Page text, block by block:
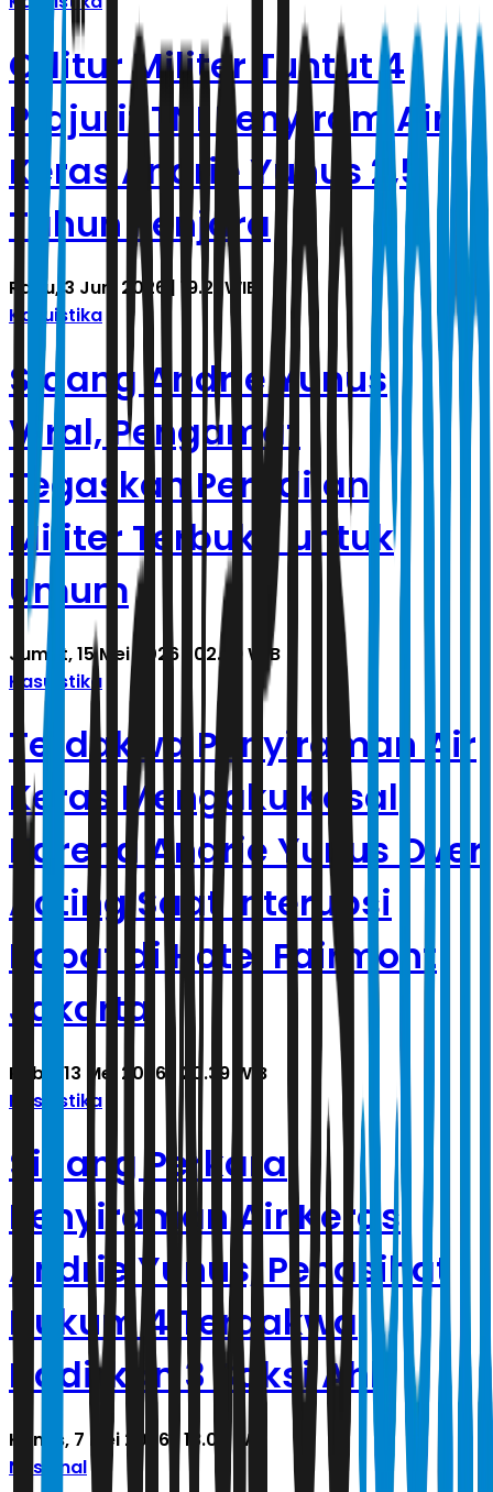
Oditur Militer Tuntut 4
Prajurit TNI Penyiram Air
Keras Andrie Yunus 2,5
Tahun Penjara
Rabu, 3 Juni 2026 | 19.21 WIB
Kasuistika
Sidang Andrie Yunus
Viral, Pengamat
Tegaskan Peradilan
Militer Terbuka untuk
Umum
Jumat, 15 Mei 2026 | 02.29 WIB
Kasuistika
Terdakwa Penyiraman Air
Keras Mengaku Kesal
Karena Andrie Yunus Over
Acting Saat Interupsi
Rapat di Hotel Fairmont
Jakarta
Rabu, 13 Mei 2026 | 20.39 WIB
Kasuistika
Sidang Perkara
Penyiraman Air Keras
Andrie Yunus, Penasihat
Hukum 4 Terdakwa
Hadirkan 3 Saksi Ahli
Kamis, 7 Mei 2026 | 18.05 WIB
Nasional